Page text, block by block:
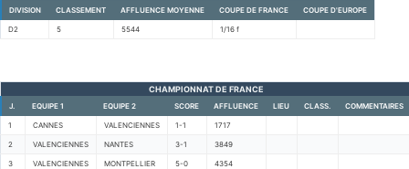
DIVISION CLASSEMENT AFFLUENCE MOYENNE COUPE DE FRANCE COUPE D'EUROPE
D2 5 5544 1/16 f
CHAMPIONNAT DE FRANCE
J. EQUIPE 1 EQUIPE 2 SCORE AFFLUENCE LIEU CLASS. COMMENTAIRES
1 CANNES VALENCIENNES 1-1 1717
2 VALENCIENNES NANTES 3-1 3849
3 VALENCIENNES MONTPELLIER 5-0 4354